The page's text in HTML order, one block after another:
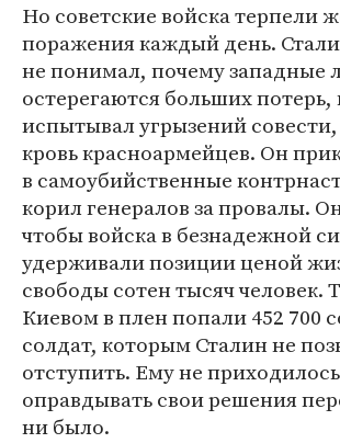
Но советские войска терпели
поражения каждый день.
не понимал, почему западные
остерегаются больших потерь,
испытывал угрызений
кровь красноармейцев. Он
в самоубийственные
корил генералов за провалы.
чтобы войска в безнадежной
удерживали позиции ценой
свободы сотен тысяч человек.
Киевом в плен попали 452 700
солдат, которым Сталин не
отступить. Ему не приходилось
оправдывать свои решения
ни было.